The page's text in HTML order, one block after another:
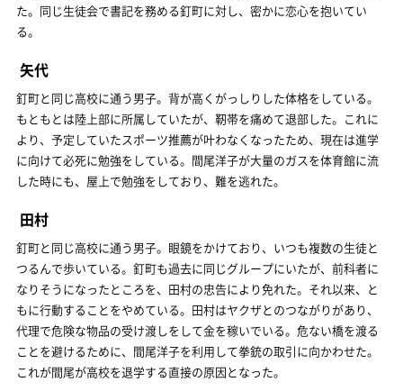
た。同じ生徒会で書記を務める釘町に対し、密かに恋心を抱いてい
る。
矢代
釘町と同じ高校に通う男子。背が高くがっしりした体格をしている。
もともとは陸上部に所属していたが、靭帯を痛めて退部した。これに
より、予定していたスポーツ推薦が叶わなくなったため、現在は進学
に向けて必死に勉強をしている。間尾洋子が大量のガスを体育館に流
した時にも、屋上で勉強をしており、難を逃れた。
田村
釘町と同じ高校に通う男子。眼鏡をかけており、いつも複数の生徒と
つるんで歩いている。釘町も過去に同じグループにいたが、前科者に
なりそうになったところを、田村の忠告により免れた。それ以来、と
もに行動することをやめている。田村はヤクザとのつながりがあり、
代理で危険な物品の受け渡しをして金を稼いでいる。危ない橋を渡る
ことを避けるために、間尾洋子を利用して拳銃の取引に向かわせた。
これが間尾が高校を退学する直接の原因となった。